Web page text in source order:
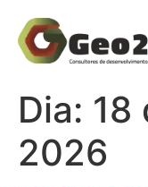
Dia: 18
2026